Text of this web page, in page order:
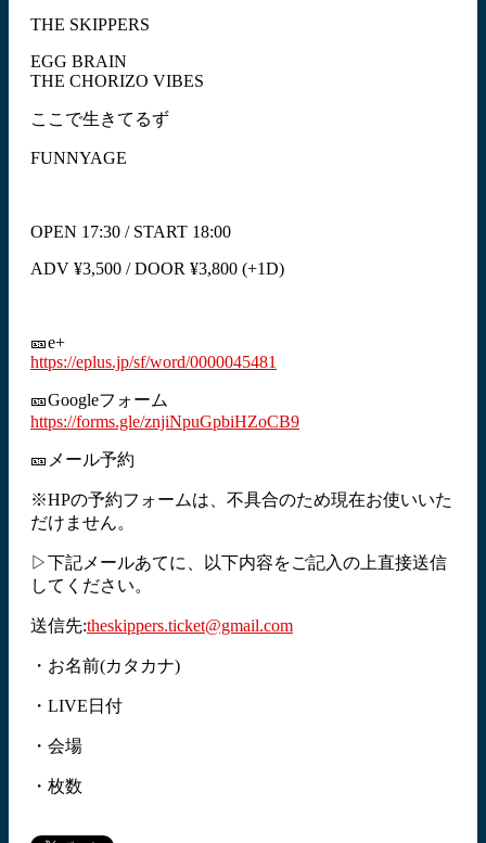
THE SKIPPERS
EGG BRAIN
THE CHORIZO VIBES
ここで生きてるず
FUNNYAGE
OPEN 17:30 / START 18:00
ADV ¥3,500 / DOOR ¥3,800 (+1D)
🎫e+
https://eplus.jp/sf/word/0000045481
🎫Googleフォーム
https://forms.gle/znjiNpuGpbiHZoCB9
🎫メール予約
※HPの予約フォームは、不具合のため現在お使いいた
だけません。
▷下記メールあてに、以下内容をご記入の上直接送信
してください。
送信先:theskippers.ticket@gmail.com
・お名前(カタカナ)
・LIVE日付
・会場
・枚数